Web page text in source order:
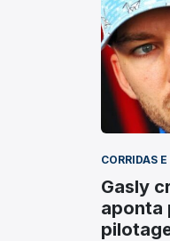
CORRIDAS
Gasly
aponta